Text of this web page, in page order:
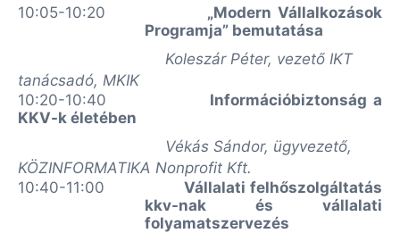
10:05-10:20
„Modern Vállalkozások
Programja” bemutatása
Koleszár Péter, vezető IKT
tanácsadó, MKIK
10:20-10:40
Információbiztonság a
KKV-k életében
Vékás Sándor, ügyvezető,
KÖZINFORMATIKA Nonprofit Kft.
10:40-11:00
Vállalati felhőszolgáltatás
kkv-nak és vállalati
folyamatszervezés